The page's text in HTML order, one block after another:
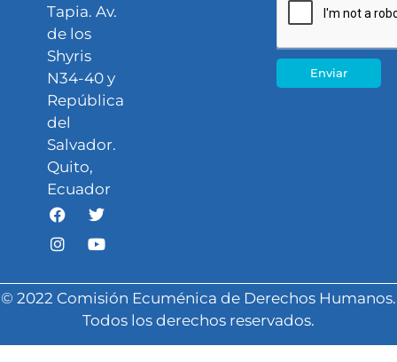
Tapia. Av.
de los
Shyris
N34-40 y
República
del
Salvador.
Quito,
Ecuador
Enviar
© 2022 Comisión Ecuménica de Derechos Humanos.
Todos los derechos reservados.